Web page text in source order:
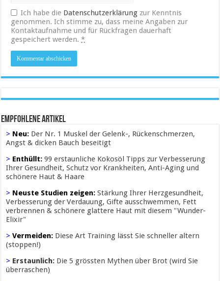
Ich habe die Datenschutzerklärung zur Kenntnis
genommen. Ich stimme zu, dass meine Angaben zur
Kontaktaufnahme und für Rückfragen dauerhaft
gespeichert werden.*
Empfohlene Artikel
> Neu: Der Nr. 1 Muskel der Gelenk-, Rückenschmerzen,
Angst & dicken Bauch beseitigt
> Enthüllt:99 erstaunliche Kokosöl Tipps zur Verbesserung
Ihrer Gesundheit, Schutz vor Krankheiten, Anti-Aging und
schönere Haut & Haare
> Neuste Studien zeigen:Stärkung Ihrer Herzgesundheit,
Verbesserung der Verdauung, Gifte ausschwemmen, Fett
verbrennen & schönere glattere Haut mit diesem "Wunder-
Elixir"
> Vermeiden: Diese Art Training lässt Sie schneller altern
(stoppen!)
> Erstaunlich: Die 5 grössten Mythen über Brot (wird Sie
überraschen)